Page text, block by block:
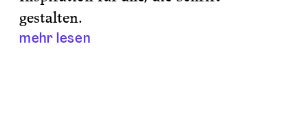
gestalten.
mehr lesen